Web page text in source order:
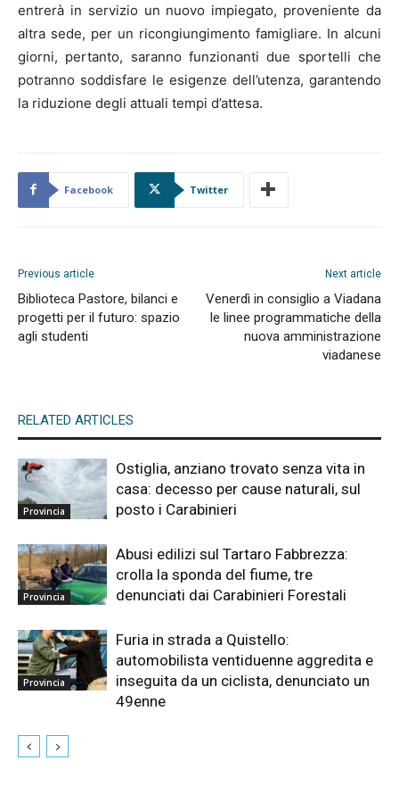
entrerà in servizio un nuovo impiegato, proveniente da
altra sede, per un ricongiungimento famigliare. In alcuni
giorni, pertanto, saranno funzionanti due sportelli che
potranno soddisfare le esigenze dell’utenza, garantendo
la riduzione degli attuali tempi d’attesa.
Facebook Twitter
Previous article
Biblioteca Pastore, bilanci e
progetti per il futuro: spazio
agli studenti
Next article
Venerdì in consiglio a Viadana
le linee programmatiche della
nuova amministrazione
viadanese
RELATED ARTICLES
Provincia
Ostiglia, anziano trovato senza vita in
casa: decesso per cause naturali, sul
posto i Carabinieri
Provincia
Abusi edilizi sul Tartaro Fabbrezza:
crolla la sponda del fiume, tre
denunciati dai Carabinieri Forestali
Provincia
Furia in strada a Quistello:
automobilista ventiduenne aggredita e
inseguita da un ciclista, denunciato un
49enne